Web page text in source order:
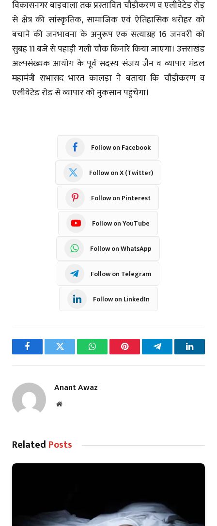
विकासनगर बाड़वाला तक प्रस्तावित चौड़ीकरण व एलीवेटेड रोड़
से क्षेत्र की सांस्कृतिक, सामाजिक एवं ऐतिहासिक धरोहर को
बचाने की जनभावना के अनुरूप एक सत्याग्रह 16 जनवरी को
सुबह 11 बजे से पहाड़ी गली चौक किनारे किया जाएगा। उत्तराखंड
अल्पसंख्यक आयोग के पूर्व सदस्य संजय जैन व व्यापार मंडल
महामंत्री सभासद भारत कालड़ा ने बताया कि चौड़ीकरण व
एलीवेटेड रोड से व्यापार को नुकसान पहुंचेगा।
Follow on Facebook
Follow on X (Twitter)
Follow on Pinterest
Follow on YouTube
Follow on WhatsApp
Follow on Telegram
Follow on LinkedIn
FacebookTwitter WhatsAppPinterest Telegram
Anant Awaz
Website
Related Posts